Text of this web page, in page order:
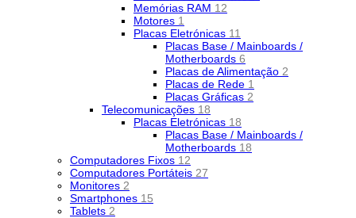
Memórias RAM 12
Motores 1
Placas Eletrónicas 11
Placas Base / Mainboards /
Motherboards 6
Placas de Alimentação 2
Placas de Rede 1
Placas Gráficas 2
Telecomunicações 18
Placas Eletrónicas 18
Placas Base / Mainboards /
Motherboards 18
Computadores Fixos 12
Computadores Portáteis 27
Monitores 2
Smartphones 15
Tablets 2